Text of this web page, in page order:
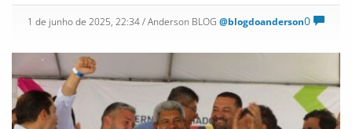
0
1 de junho de 2025, 22:34/ Anderson BLOG @blogdoanderson